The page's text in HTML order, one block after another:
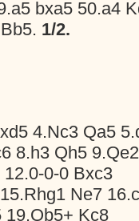
bxa5 50.a4
1/2.
4.Nc3 Qa5
8.h3 Qh5 9.Qe2
0-0 Bxc3
Ne7
19.Qb5+ Kc8